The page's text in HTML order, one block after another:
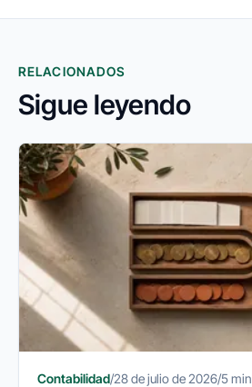
RELACIONADOS
Sigue leyendo
Contabilidad/28 de julio de 2026/5 min